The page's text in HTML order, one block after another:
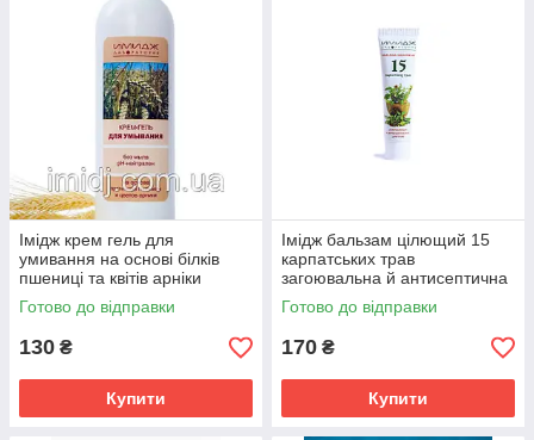
Імідж крем гель для
умивання на основі білків
пшениці та квітів арніки
Готово до відправки
130 ₴
Купити
Імідж бальзам цілющий 15
карпатських трав
загоювальна й антисептична
дія
Готово до відправки
170 ₴
Купити